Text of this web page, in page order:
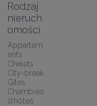
Rodzaj
nieruch
omości
Appartem
ents
Chalets
City-break
Gîtes
Chambres
d'hôtes